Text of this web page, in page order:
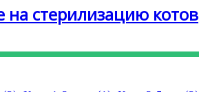
на стерилизацию котов